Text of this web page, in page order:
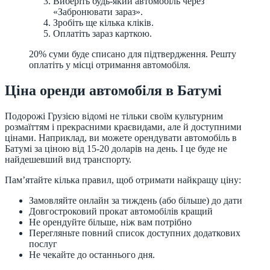
«Забронювати зараз».
Зробіть ще кілька кліків.
Оплатіть зараз карткою.
20% суми буде списано для підтвердження. Решту
оплатіть у місці отримання автомобіля.
Ціна оренди автомобіля в Батумі
Подорожі Грузією відомі не тільки своїм культурним
розмаїттям і прекрасними краєвидами, але й доступними
цінами. Наприклад, ви можете орендувати автомобіль в
Батумі за ціною від 15-20 доларів на день. І це буде не
найдешевший вид транспорту.
Пам’ятайте кілька правил, щоб отримати найкращу ціну:
Замовляйте онлайн за тиждень (або більше) до дати
Довгостроковий прокат автомобілів кращий
Не орендуйте більше, ніж вам потрібно
Перегляньте повний список доступних додаткових
послуг
Не чекайте до останнього дня.